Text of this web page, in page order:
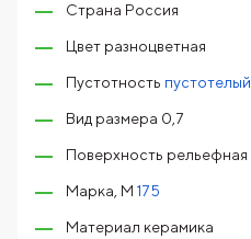
Страна Россия
Цвет разноцветная
Пустотность пустотелый
Вид размера 0,7
Поверхность рельефная
Марка, М 175
Материал керамика